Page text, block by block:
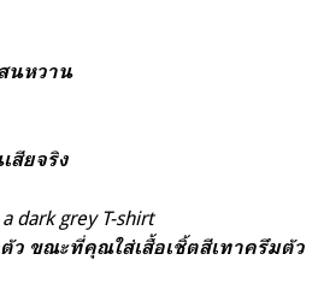
นหวาน
สียจริง
dark grey T-shirt
ว ขณะที่คุณใส่เสื้อเชิ้ตสีเทาครึมตัว